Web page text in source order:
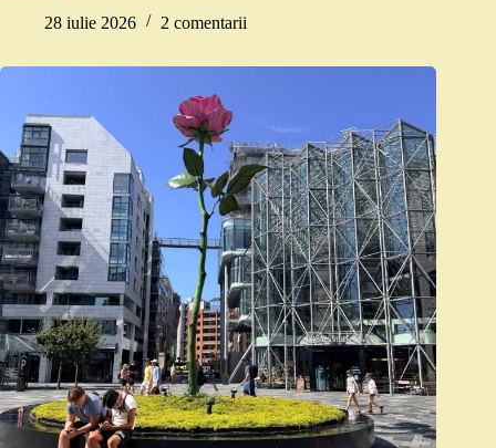
28 iulie 2026
2 comentarii